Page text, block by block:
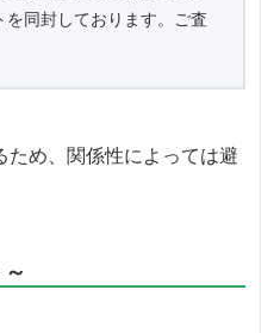
同封しております。ご査
め、関係性によっては避